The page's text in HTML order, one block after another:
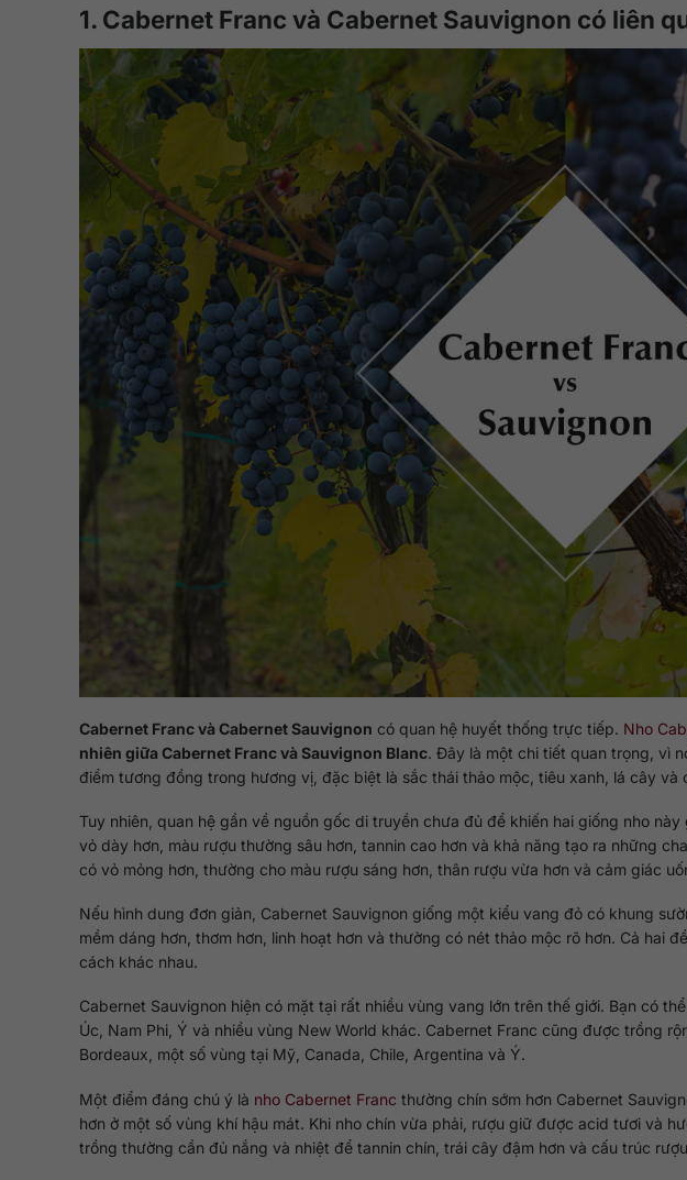
1. Cabernet Franc và Cabernet Sauvignon có liên
Cabernet Franc và Cabernet Sauvignon có quan hệ huyết thống trực tiếp. Nho
nhiên giữa Cabernet Franc và Sauvignon Blanc. Đây là một chi tiết quan trọng, vì
điểm tương đồng trong hương vị, đặc biệt là sắc thái thảo mộc, tiêu xanh, lá cây và
Tuy nhiên, quan hệ gần về nguồn gốc di truyền chưa đủ để khiến hai giống nho
vỏ dày hơn, màu rượu thường sâu hơn, tannin cao hơn và khả năng tạo ra những
có vỏ mỏng hơn, thường cho màu rượu sáng hơn, thân rượu vừa hơn và cảm giác
Nếu hình dung đơn giản, Cabernet Sauvignon giống một kiểu vang đỏ có khung
mềm dáng hơn, thơm hơn, linh hoạt hơn và thường có nét thảo mộc rõ hơn. Cả hai
cách khác nhau.
Cabernet Sauvignon hiện có mặt tại rất nhiều vùng vang lớn trên thế giới. Bạn có
Úc, Nam Phi, Ý và nhiều vùng New World khác. Cabernet Franc cũng được trồng
Bordeaux, một số vùng tại Mỹ, Canada, Chile, Argentina và Ý.
Một điểm đáng chú ý là nho Cabernet Franc thường chín sớm hơn Cabernet
hơn ở một số vùng khí hậu mát. Khi nho chín vừa phải, rượu giữ được acid tươi và
trồng thường cần đủ nắng và nhiệt để tannin chín, trái cây đậm hơn và cấu trúc